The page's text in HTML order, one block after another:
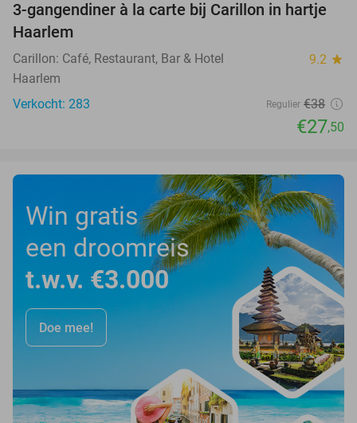
28%
3-gangendiner à la carte bij Carillon in hartje
Haarlem
Carillon: Café, Restaurant, Bar & Hotel 9.2 star
Haarlem
Verkocht: 283
Regulier €38
€27,50
Win gratis
een droomreis
t.w.v. €3.000
Doe mee!